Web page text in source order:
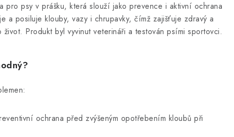
pro psy v prášku, která slouží jako prevence i aktivní ochrana
a posiluje klouby, vazy i chrupavky, čímž zajišťuje zdravý a
Produkt byl vyvinut veterináři a testován psími sportovci.
ochrana před zvýšeným opotřebením kloubů při